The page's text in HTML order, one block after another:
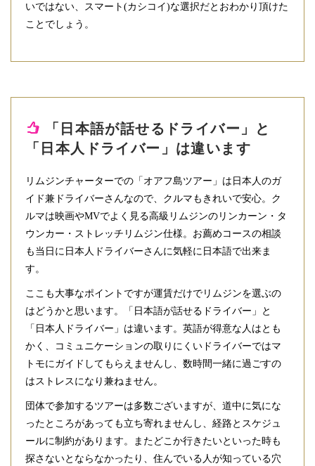
いではない、スマート(カシコイ)な選択だとおわかり頂けた
ことでしょう。
「日本語が話せるドライバー」と
「日本人ドライバー」は違います
リムジンチャーターでの「オアフ島ツアー」は日本人のガ
イド兼ドライバーさんなので、クルマもきれいで安心。ク
ルマは映画やMVでよく見る高級リムジンのリンカーン・タ
ウンカー・ストレッチリムジン仕様。お薦めコースの相談
も当日に日本人ドライバーさんに気軽に日本語で出来ま
す。
ここも大事なポイントですが運賃だけでリムジンを選ぶの
はどうかと思います。「日本語が話せるドライバー」と
「日本人ドライバー」は違います。英語が得意な人はとも
かく、コミュニケーションの取りにくいドライバーではマ
トモにガイドしてもらえませんし、数時間一緒に過ごすの
はストレスになり兼ねません。
団体で参加するツアーは多数ございますが、道中に気にな
ったところがあっても立ち寄れませんし、経路とスケジュ
ールに制約があります。またどこか行きたいといった時も
探さないとならなかったり、住んでいる人が知っている穴